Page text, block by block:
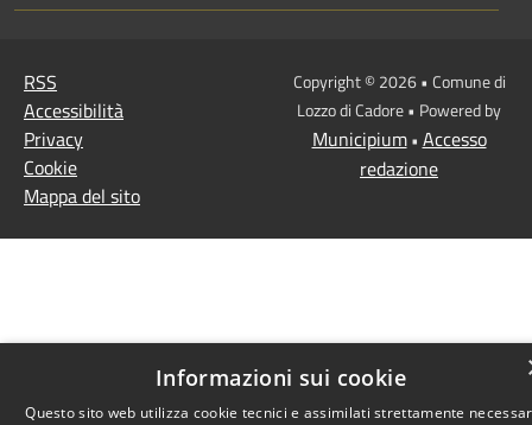
RSS
Accessibilità
Privacy
Cookie
Mappa del sito
Copyright © 2026 • Comune di
Lozzo di Cadore • Powered by
Municipium• Accesso
redazione
Informazioni sui cookie
Questo sito web utilizza cookie tecnici e assimilati strettamente